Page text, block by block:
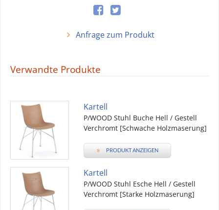
Anfrage zum Produkt
Verwandte Produkte
Kartell
P/WOOD Stuhl Buche Hell / Gestell
Verchromt [Schwache Holzmaserung]
» PRODUKT ANZEIGEN
Kartell
P/WOOD Stuhl Esche Hell / Gestell
Verchromt [Starke Holzmaserung]